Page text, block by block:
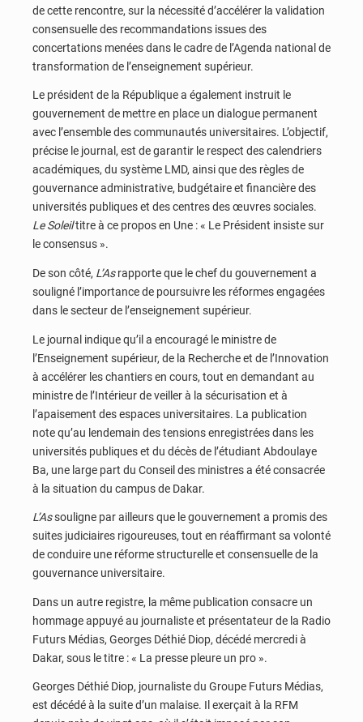
de cette rencontre, sur la nécessité d’accélérer la validation
consensuelle des recommandations issues des
concertations menées dans le cadre de l’Agenda national de
transformation de l’enseignement supérieur.
Le président de la République a également instruit le
gouvernement de mettre en place un dialogue permanent
avec l’ensemble des communautés universitaires. L’objectif,
précise le journal, est de garantir le respect des calendriers
académiques, du système LMD, ainsi que des règles de
gouvernance administrative, budgétaire et financière des
universités publiques et des centres des œuvres sociales.
Le Soleiltitre à ce propos en Une : « Le Président insiste sur
le consensus ».
De son côté, L’Asrapporte que le chef du gouvernement a
souligné l’importance de poursuivre les réformes engagées
dans le secteur de l’enseignement supérieur.
Le journal indique qu’il a encouragé le ministre de
l’Enseignement supérieur, de la Recherche et de l’Innovation
à accélérer les chantiers en cours, tout en demandant au
ministre de l’Intérieur de veiller à la sécurisation et à
l’apaisement des espaces universitaires. La publication
note qu’au lendemain des tensions enregistrées dans les
universités publiques et du décès de l’étudiant Abdoulaye
Ba, une large part du Conseil des ministres a été consacrée
à la situation du campus de Dakar.
L’Assouligne par ailleurs que le gouvernement a promis des
suites judiciaires rigoureuses, tout en réaffirmant sa volonté
de conduire une réforme structurelle et consensuelle de la
gouvernance universitaire.
Dans un autre registre, la même publication consacre un
hommage appuyé au journaliste et présentateur de la Radio
Futurs Médias, Georges Déthié Diop, décédé mercredi à
Dakar, sous le titre : « La presse pleure un pro ».
Georges Déthié Diop, journaliste du Groupe Futurs Médias,
est décédé à la suite d’un malaise. Il exerçait à la RFM